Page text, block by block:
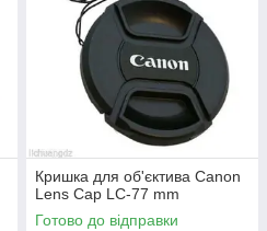
Кришка для об'єктива Canon
Lens Cap LC-77 mm
Готово до відправки